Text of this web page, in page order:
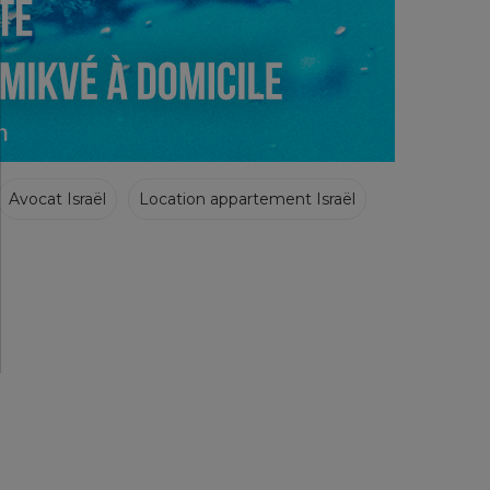
Avocat Israël Location appartement Israël